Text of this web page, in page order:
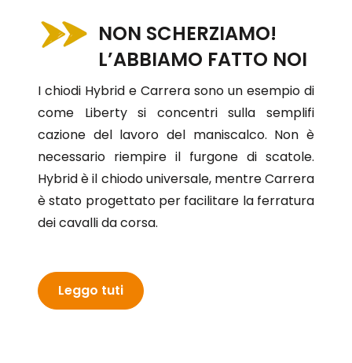
NON SCHERZIAMO!
L’ABBIAMO FATTO NOI
I chiodi Hybrid e Carrera sono un esempio di
come Liberty si concentri sulla semplifi
cazione del lavoro del maniscalco. Non è
necessario riempire il furgone di scatole.
Hybrid è il chiodo universale, mentre Carrera
è stato progettato per facilitare la ferratura
dei cavalli da corsa.
Leggo tuti